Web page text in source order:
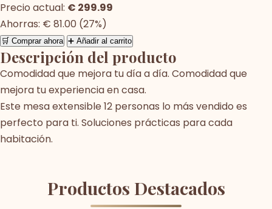
Precio actual: € 299.99
Ahorras: € 81.00 (27%)
🛒 Comprar ahora ➕ Añadir al carrito
Descripción del producto
Comodidad que mejora tu día a día. Comodidad que
mejora tu experiencia en casa.
Este mesa extensible 12 personas lo más vendido es
perfecto para ti. Soluciones prácticas para cada
habitación.
Productos Destacados